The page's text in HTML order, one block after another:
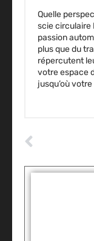
Quelle
scie circulaire
passion
plus que du
répercutent
votre espace
jusqu’où